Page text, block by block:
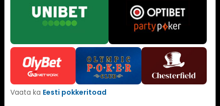
Vaata ka Eesti pokkeritoad